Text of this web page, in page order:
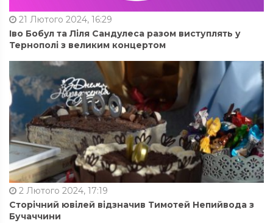
21 Лютого 2024, 16:29
Іво Бобул та Ліля Сандулеса разом виступлять у
Тернополі з великим концертом
2 Лютого 2024, 17:19
Сторічний ювілей відзначив Тимотей Непийвода з
Бучаччини